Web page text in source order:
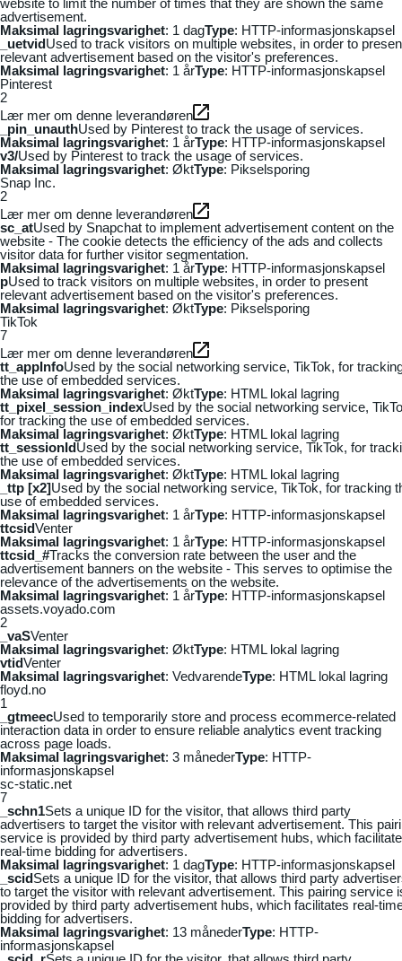
advertisement.
Maksimal lagringsvarighet: 1 dagType: HTTP-informasjonskapsel
_uetvidUsed to track visitors on multiple websites, in order to
relevant advertisement based on the visitor's preferences.
Maksimal lagringsvarighet: 1 årType: HTTP-informasjonskapsel
Pinterest
2
Lær mer om denne leverandøren
_pin_unauthUsed by Pinterest to track the usage of services.
Maksimal lagringsvarighet: 1 årType: HTTP-informasjonskapsel
v3/Used by Pinterest to track the usage of services.
Maksimal lagringsvarighet: ØktType: Pikselsporing
Snap Inc.
2
Lær mer om denne leverandøren
sc_atUsed by Snapchat to implement advertisement content on the
website - The cookie detects the efficiency of the ads and collects
visitor data for further visitor segmentation.
Maksimal lagringsvarighet: 1 årType: HTTP-informasjonskapsel
pUsed to track visitors on multiple websites, in order to present
relevant advertisement based on the visitor's preferences.
Maksimal lagringsvarighet: ØktType: Pikselsporing
TikTok
7
Lær mer om denne leverandøren
tt_appInfoUsed by the social networking service, TikTok, for
the use of embedded services.
Maksimal lagringsvarighet: ØktType: HTML lokal lagring
tt_pixel_session_indexUsed by the social networking service,
for tracking the use of embedded services.
Maksimal lagringsvarighet: ØktType: HTML lokal lagring
tt_sessionIdUsed by the social networking service, TikTok, for
the use of embedded services.
Maksimal lagringsvarighet: ØktType: HTML lokal lagring
_ttp [x2]Used by the social networking service, TikTok, for tracking
use of embedded services.
Maksimal lagringsvarighet: 1 årType: HTTP-informasjonskapsel
ttcsidVenter
Maksimal lagringsvarighet: 1 årType: HTTP-informasjonskapsel
ttcsid_#Tracks the conversion rate between the user and the
advertisement banners on the website - This serves to optimise the
relevance of the advertisements on the website.
Maksimal lagringsvarighet: 1 årType: HTTP-informasjonskapsel
assets.voyado.com
2
_vaSVenter
Maksimal lagringsvarighet: ØktType: HTML lokal lagring
vtidVenter
Maksimal lagringsvarighet: VedvarendeType: HTML lokal lagring
floyd.no
1
_gtmeecUsed to temporarily store and process ecommerce-related
interaction data in order to ensure reliable analytics event tracking
across page loads.
Maksimal lagringsvarighet: 3 månederType: HTTP-
informasjonskapsel
sc-static.net
7
_schn1Sets a unique ID for the visitor, that allows third party
advertisers to target the visitor with relevant advertisement. This
service is provided by third party advertisement hubs, which
real-time bidding for advertisers.
Maksimal lagringsvarighet: 1 dagType: HTTP-informasjonskapsel
_scidSets a unique ID for the visitor, that allows third party
to target the visitor with relevant advertisement. This pairing service
provided by third party advertisement hubs, which facilitates real-
bidding for advertisers.
Maksimal lagringsvarighet: 13 månederType: HTTP-
informasjonskapsel